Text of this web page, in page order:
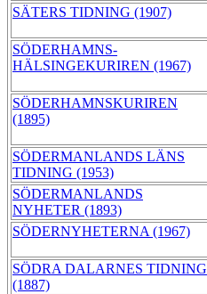
SÄTERS TIDNING (1907)
SÖDERHAMNS-
HÄLSINGEKURIREN (1967)
SÖDERHAMNSKURIREN
(1895)
SÖDERMANLANDS LÄNS
TIDNING (1953)
SÖDERMANLANDS
NYHETER (1893)
SÖDERNYHETERNA (1967)
SÖDRA DALARNES TIDNING
(1887)